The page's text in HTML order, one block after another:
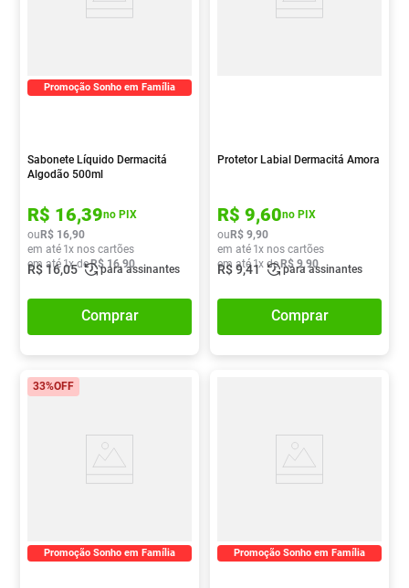
Promoção Sonho em Família
Sabonete Líquido Dermacitá
Algodão 500ml
R$ 16,39no PIX
ouR$ 16,90
em até 1x nos cartões
em até 1x deR$ 16,90
R$16,05 para assinantes
Comprar
Protetor Labial Dermacitá Amora
R$ 9,60no PIX
ouR$ 9,90
em até 1x nos cartões
em até 1x deR$ 9,90
R$9,41 para assinantes
Comprar
33%OFF
Promoção Sonho em Família Promoção Sonho em Família